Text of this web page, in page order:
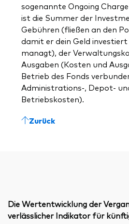
sogenannte Ongoing
ist die Summer der
Gebühren (fließen an den
damit er dein Geld
managt), der
Ausgaben (Kosten und
Betrieb des Fonds
Administrations-, Depot-
Betriebskosten).
Zurück
Die Wertentwicklung der
verlässlicher Indikator für